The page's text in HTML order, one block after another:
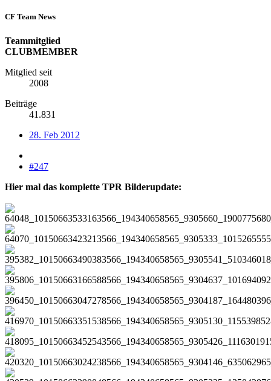
CF Team News
Teammitglied
CLUBMEMBER
Mitglied seit
2008
Beiträge
41.831
28. Feb 2012
#247
Hier mal das komplette TPR Bilderupdate: